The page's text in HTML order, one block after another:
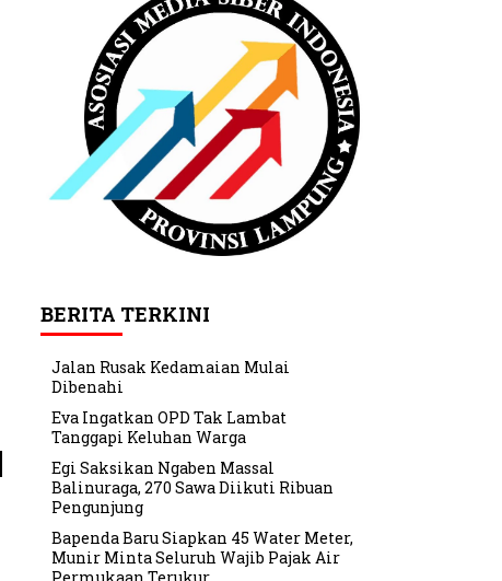
BERITA TERKINI
Jalan Rusak Kedamaian Mulai
Dibenahi
Eva Ingatkan OPD Tak Lambat
Tanggapi Keluhan Warga
Egi Saksikan Ngaben Massal
Balinuraga, 270 Sawa Diikuti Ribuan
Pengunjung
Bapenda Baru Siapkan 45 Water Meter,
Munir Minta Seluruh Wajib Pajak Air